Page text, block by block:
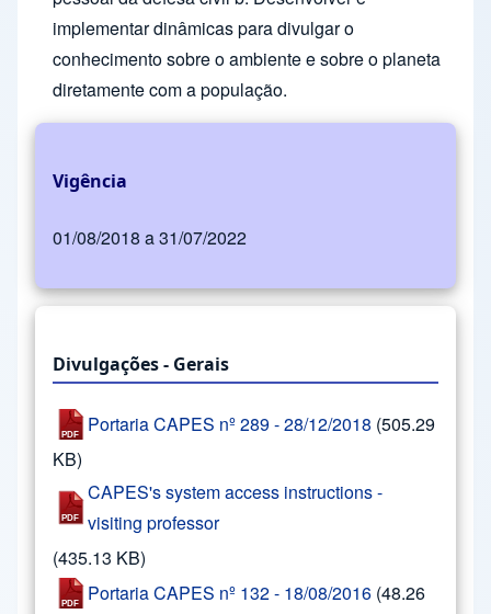
implementar dinâmicas para divulgar o
conhecimento sobre o ambiente e sobre o planeta
diretamente com a população.
Vigência
01/08/2018 a 31/07/2022
Divulgações - Gerais
Portaria CAPES nº 289 - 28/12/2018 (505.29
KB)
CAPES's system access instructions -
visiting professor
(435.13 KB)
Portaria CAPES nº 132 - 18/08/2016 (48.26